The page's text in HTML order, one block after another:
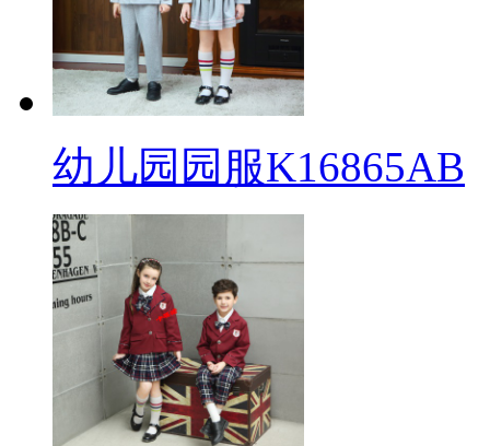
幼儿园园服K16865AB